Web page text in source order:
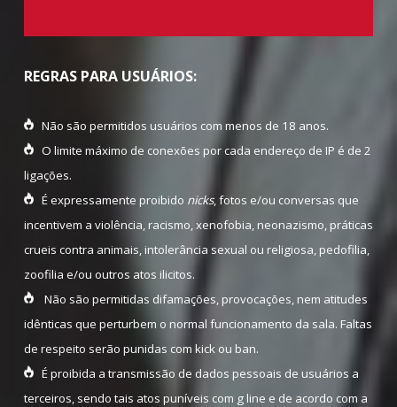
REGRAS PARA USUÁRIOS:
Não são permitidos usuários com menos de 18 anos.
O limite máximo de conexões por cada endereço de IP é de 2
ligações.
É expressamente proibido nicks, fotos e/ou conversas que
incentivem a violência, racismo, xenofobia, neonazismo, práticas
crueis contra animais, intolerância sexual ou religiosa, pedofilia,
zoofilia e/ou outros atos ilicitos.
Não são permitidas difamações, provocações, nem atitudes
idênticas que perturbem o normal funcionamento da sala. Faltas
de respeito serão punidas com kick ou ban.
É proibida a transmissão de dados pessoais de usuários a
terceiros, sendo tais atos puníveis com g line e de acordo com a